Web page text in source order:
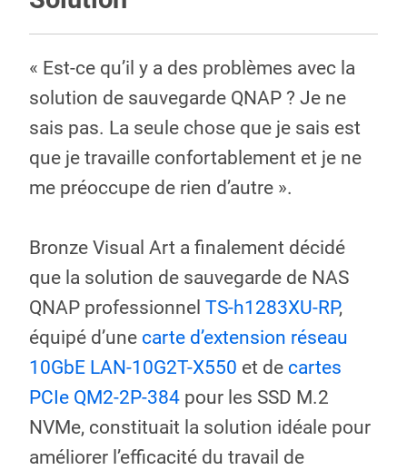
« Est-ce qu’il y a des problèmes avec la
solution de sauvegarde QNAP ? Je ne
sais pas. La seule chose que je sais est
que je travaille confortablement et je ne
me préoccupe de rien d’autre ».
Bronze Visual Art a finalement décidé
que la solution de sauvegarde de NAS
QNAP professionnel TS-h1283XU-RP,
équipé d’une carte d’extension réseau
10GbE LAN-10G2T-X550 et de cartes
PCIe QM2-2P-384 pour les SSD M.2
NVMe, constituait la solution idéale pour
améliorer l’efficacité du travail de